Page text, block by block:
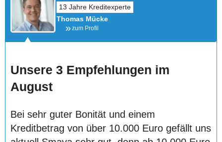
Thomas Mücke
zum Profil
Unsere 3 Empfehlungen im
August
Bei sehr guter Bonität und einem
Kreditbetrag von über 10.000 Euro gefällt uns